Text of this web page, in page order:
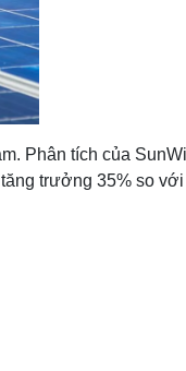
Phân tích của
trưởng 35% so